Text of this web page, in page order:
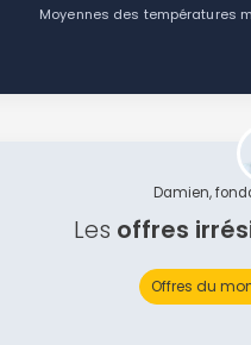
Moyennes des températures
Damien,
Les offres
Offres du